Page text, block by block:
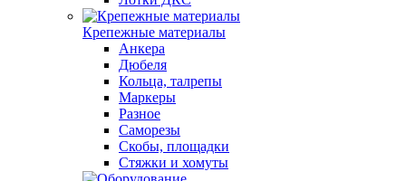
Крепежные материалы
Анкера
Дюбеля
Кольца, талрепы
Маркеры
Разное
Саморезы
Скобы, площадки
Стяжки и хомуты